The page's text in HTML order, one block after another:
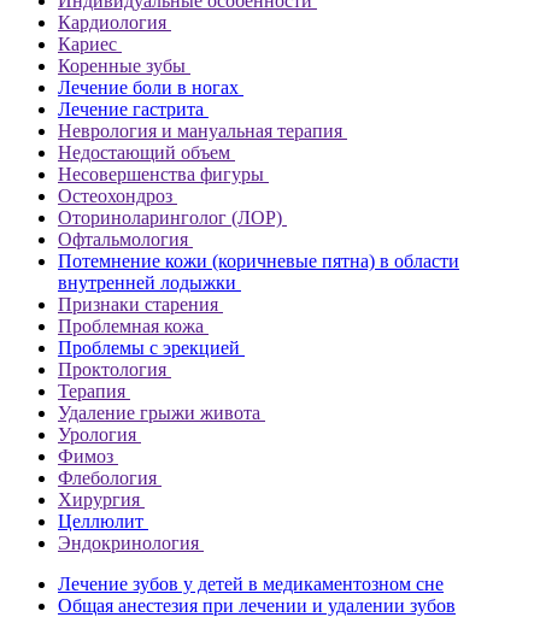
Кардиология
Кариес
Коренные зубы
Лечение боли в ногах
Лечение гастрита
Неврология и мануальная терапия
Недостающий объем
Несовершенства фигуры
Остеохондроз
Оториноларинголог (ЛОР)
Офтальмология
Потемнение кожи (коричневые пятна) в области
внутренней лодыжки
Признаки старения
Проблемная кожа
Проблемы с эрекцией
Проктология
Терапия
Удаление грыжи живота
Урология
Фимоз
Флебология
Хирургия
Целлюлит
Эндокринология
Лечение зубов у детей в медикаментозном сне
Общая анестезия при лечении и удалении зубов